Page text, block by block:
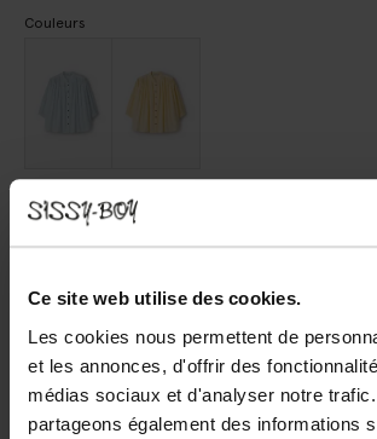
Ce site web utilise des cookies.
Les cookies nous permettent de
et les annonces, d'offrir des
médias sociaux et d'analyser notre
partageons également des informations
Couleurs
Choisissez votre taille
AJOUTER AU PANIER
Livraison rapide